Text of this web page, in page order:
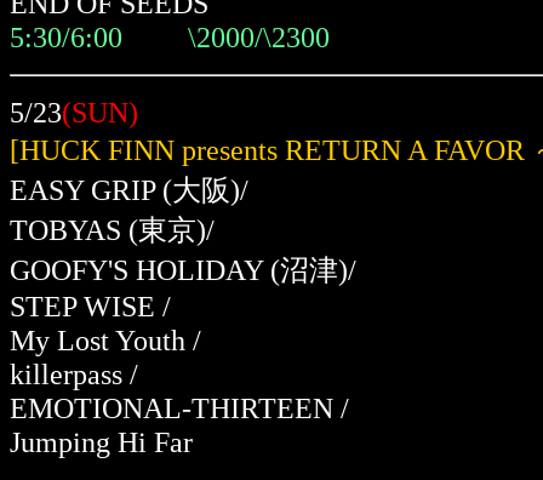
5:30/6:00 \2000/\2300
5/23(SUN)
[HUCK FINN presents RETURN A FAVOR
EASY GRIP (大阪)/
TOBYAS (東京)/
GOOFY'S HOLIDAY (沼津)/
STEP WISE /
My Lost Youth /
killerpass /
EMOTIONAL-THIRTEEN /
Jumping Hi Far